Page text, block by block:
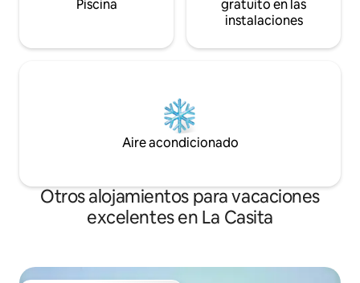
Piscina
gratuito en las
instalaciones
Aire acondicionado
Otros alojamientos para vacaciones
excelentes en La Casita